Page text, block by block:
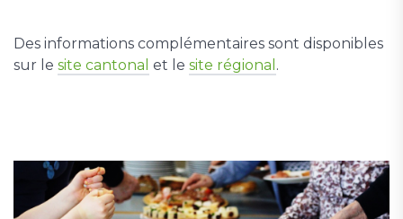
Des informations complémentaires sont disponibles
sur le site cantonal et le site régional .